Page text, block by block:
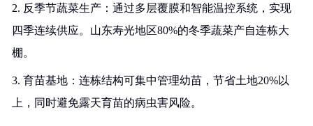
2. 反季节蔬菜生产：通过多层覆膜和智能温控系统，实现
四季连续供应。山东寿光地区80%的冬季蔬菜产自连栋大
棚。
3. 育苗基地：连栋结构可集中管理幼苗，节省土地20%以
上，同时避免露天育苗的病虫害风险。